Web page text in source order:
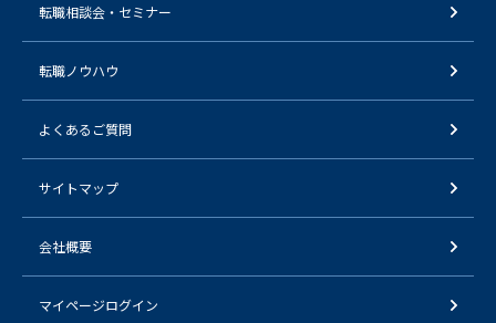
転職相談会・セミナー
転職ノウハウ
よくあるご質問
サイトマップ
会社概要
マイページログイン